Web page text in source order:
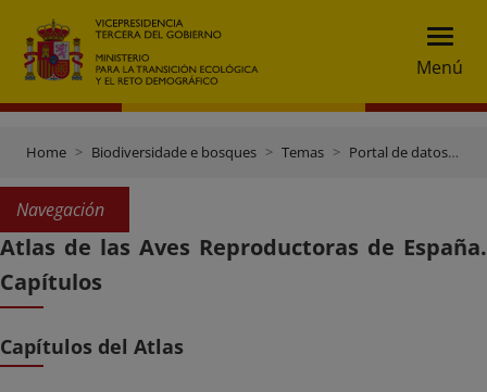
Menú
Home Biodiversidade e bosques Temas Portal de datos e inventarios
Navegación
Atlas de las Aves Reproductoras de España.
Capítulos
Capítulos del Atlas